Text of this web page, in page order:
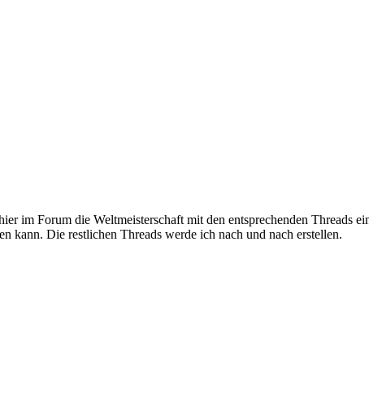
im Forum die Weltmeisterschaft mit den entsprechenden Threads
kann. Die restlichen Threads werde ich nach und nach erstellen.